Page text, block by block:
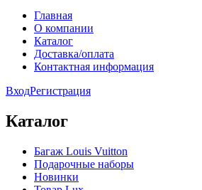
Главная
О компании
Каталог
Доставка/оплата
Контактная информация
ВходРегистрация
Каталог
Багаж Louis Vuitton
Подарочные наборы
Новинки